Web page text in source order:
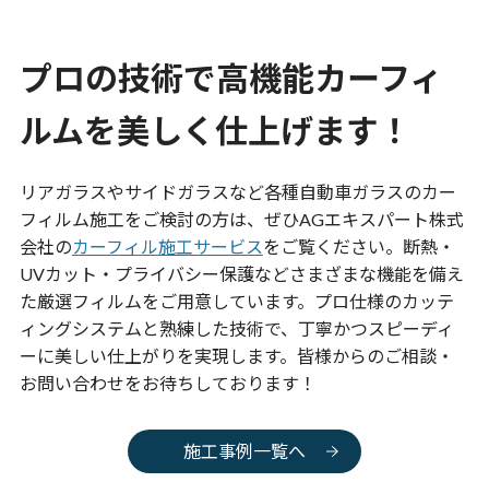
プロの技術で高機能カーフィ
ルムを美しく仕上げます！
リアガラスやサイドガラスなど各種自動車ガラスのカー
フィルム施工をご検討の方は、ぜひAGエキスパート株式
会社のカーフィル施工サービス をご覧ください。断熱・
UVカット・プライバシー保護などさまざまな機能を備え
た厳選フィルムをご用意しています。プロ仕様のカッテ
ィングシステムと熟練した技術で、丁寧かつスピーディ
ーに美しい仕上がりを実現します。皆様からのご相談・
お問い合わせをお待ちしております！
施工事例一覧へ